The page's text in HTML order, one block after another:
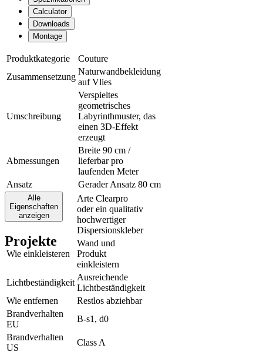
Calculator
Downloads
Montage
Produktkategorie
Couture
Zusammensetzung
Naturwandbekleidung
auf Vlies
Umschreibung
Verspieltes
geometrisches
Labyrinthmuster, das
einen 3D-Effekt
erzeugt
Abmessungen
Breite 90 cm /
lieferbar pro
laufenden Meter
Ansatz
Gerader Ansatz 80 cm
Klebstoff
Arte Clearpro
oder ein qualitativ
hochwertiger
Dispersionskleber
Wie einkleisteren
Wand und
Produkt
einkleistern
Lichtbeständigkeit
Ausreichende
Lichtbeständigkeit
Wie entfernen
Restlos abziehbar
Brandverhalten
EU
B-s1, d0
Brandverhalten
US
Class A
Alle
Eigenschaften
anzeigen
Projekte